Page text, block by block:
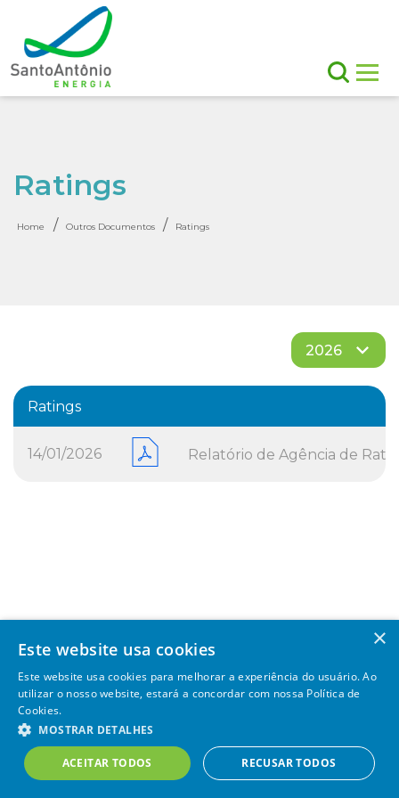
Ratings
Home / Outros Documentos / Ratings
Ratings
14/01/2026 Relatório de Agência de
SAE – 2020 Todos os direitos reservados |
×
Este website usa cookies
Este website usa cookies para melhorar a experiência do usuário. Ao
utilizar o nosso website, estará a concordar com nossa Política de
Cookies.
MOSTRAR DETALHES
ACEITAR TODOS RECUSAR TODOS